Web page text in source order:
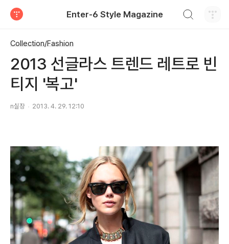
Enter-6 Style Magazine
Collection/Fashion
2013 선글라스 트렌드 레트로 빈
티지 '복고'
n실장 2013. 4. 29. 12:10